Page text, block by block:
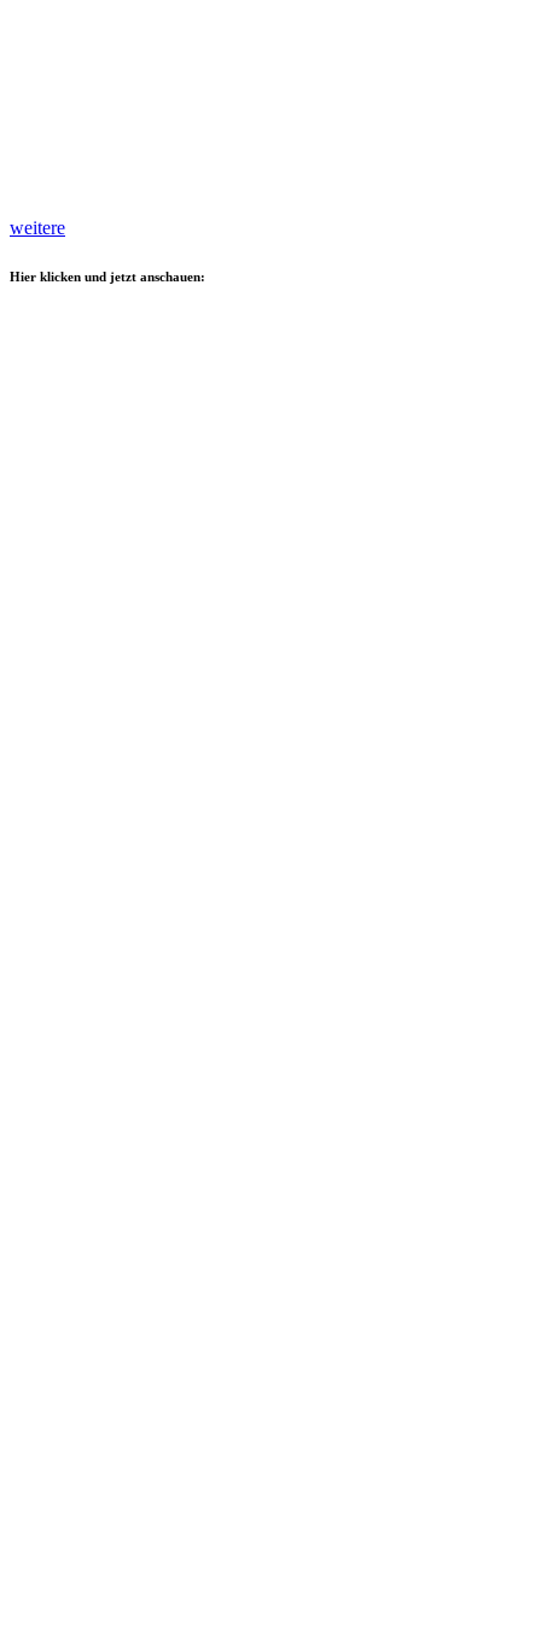
weitere
Hier klicken und jetzt anschauen: